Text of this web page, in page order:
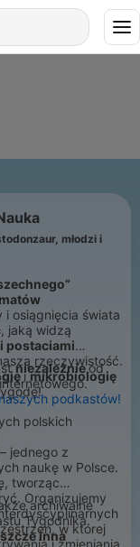
młodzi i
i osiągnięcia świata
, jaką widzą
postaciami
rzeczywistość.
imikrobiologię
niezależnieod
podkastów!
polskich
– jednego z
naukę w Polsce.
tworząc
Organizujemy
w której
i zmieniania
archiwalne
Tygodnika
inna